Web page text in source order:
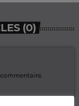
(0)